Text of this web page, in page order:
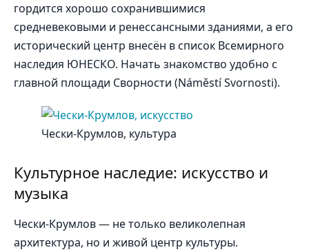
гордится хорошо сохранившимися
средневековыми и ренессансными зданиями, а его
исторический центр внесён в список Всемирного
наследия ЮНЕСКО. Начать знакомство удобно с
главной площади Сворности (Náměstí Svornosti).
Чески-Крумлов, культура
Культурное наследие: искусство и
музыка
Чески-Крумлов — не только великолепная
архитектура, но и живой центр культуры.